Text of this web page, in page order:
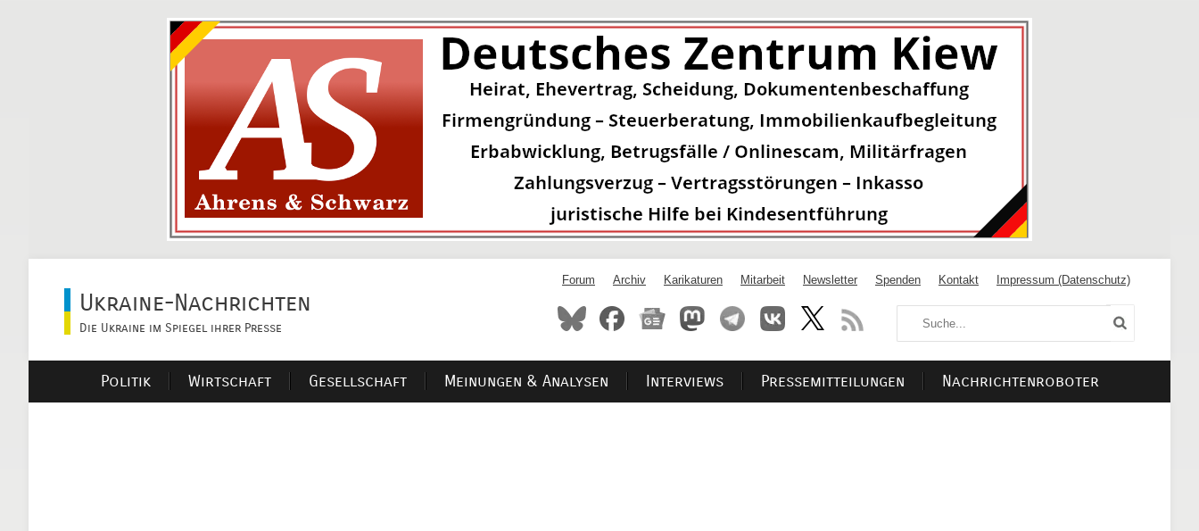
Ukraine-Nachrichten
Die Ukraine im Spiegel ihrer Presse
Forum Archiv Karikaturen Mitarbeit Newsletter Spenden Kontakt Impressum (Datenschutz)
Politik Wirtschaft Gesellschaft Meinungen & Analysen Interviews Pressemitteilungen Nachrichtenroboter